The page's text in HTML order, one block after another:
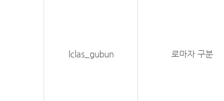
lclas_gubun 로마자 구분